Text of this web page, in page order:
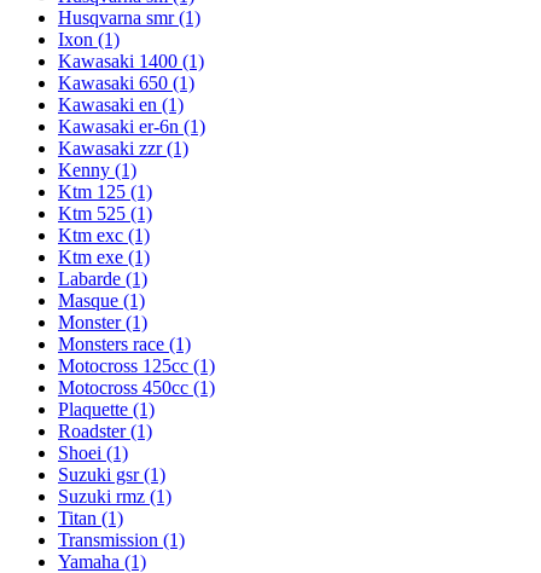
Husqvarna smr(1)
Ixon (1)
Kawasaki 1400 (1)
Kawasaki 650 (1)
Kawasaki en (1)
Kawasaki er-6n (1)
Kawasaki zzr(1)
Kenny (1)
Ktm 125 (1)
Ktm 525 (1)
Ktm exc (1)
Ktm exe (1)
Labarde (1)
Masque (1)
Monster(1)
Monsters race (1)
Motocross 125cc (1)
Motocross 450cc (1)
Plaquette (1)
Roadster(1)
Shoei (1)
Suzuki gsr(1)
Suzuki rmz (1)
Titan (1)
Transmission (1)
Yamaha (1)